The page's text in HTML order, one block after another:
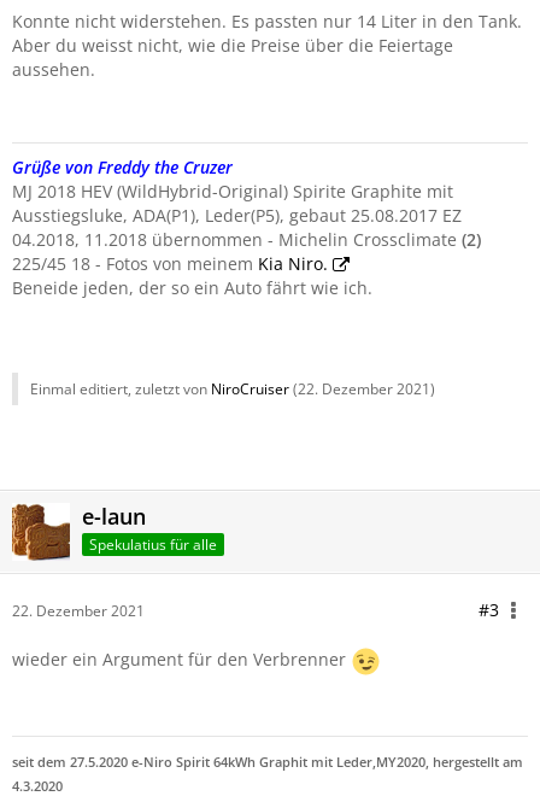
Konnte nicht widerstehen. Es passten nur 14 Liter in den Tank.
Aber du weisst nicht, wie die Preise über die Feiertage
aussehen.
Grüße von Freddy the Cruzer
MJ 2018 HEV (WildHybrid-Original) Spirite Graphite mit
Ausstiegsluke, ADA(P1), Leder(P5), gebaut 25.08.2017 EZ
04.2018, 11.2018 übernommen - Michelin Crossclimate (2)
225/45 18 - Fotos von meinem Kia Niro.
Beneide jeden, der so ein Auto fährt wie ich.
Einmal editiert, zuletzt von NiroCruiser(22. Dezember 2021)
e-laun
Spekulatius für alle
22. Dezember 2021 #3
wieder ein Argument für den Verbrenner
seit dem 27.5.2020 e-Niro Spirit 64kWh Graphit mit Leder,MY2020, hergestellt am
4.3.2020